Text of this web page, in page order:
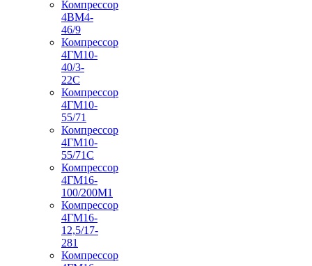
Компрессор
4ВМ4-
46/9
Компрессор
4ГМ10-
40/3-
22С
Компрессор
4ГМ10-
55/71
Компрессор
4ГМ10-
55/71С
Компрессор
4ГМ16-
100/200М1
Компрессор
4ГМ16-
12,5/17-
281
Компрессор